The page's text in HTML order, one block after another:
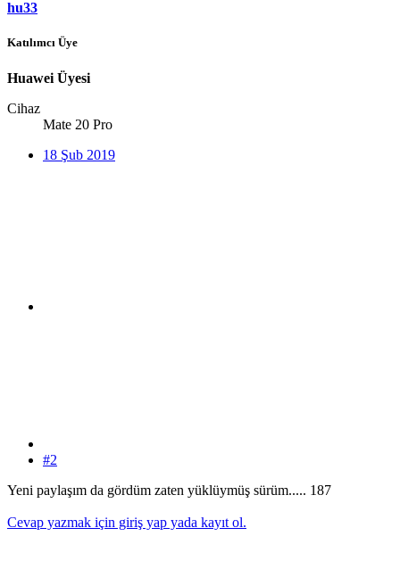
hu33
Katılımcı Üye
Huawei Üyesi
Cihaz
Mate 20 Pro
18 Şub 2019
#2
Yeni paylaşım da gördüm zaten yüklüymüş sürüm..... 187
Cevap yazmak için giriş yap yada kayıt ol.